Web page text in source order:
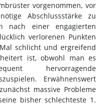
vorgenommen, vor
Abschlussstärke zu
nach einer engagierten
verlorenen Punkten
schlicht und ergreifend
ist, obwohl man es
hervorragende
Erwähnenswert
massive Probleme
bisher schlechteste 1.